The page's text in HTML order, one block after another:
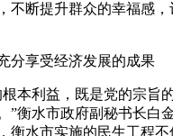
不断提升群众的幸福感
分享受经济发展的成果
本利益，既是党的宗旨
”衡水市政府副秘书长白
衡水市实施的民生工程